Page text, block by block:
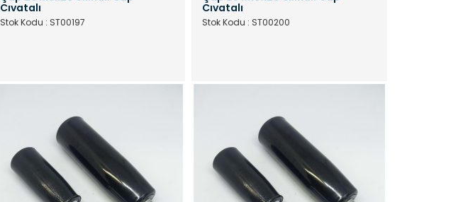
Cıvatalı
Stok Kodu : ST00197
Cıvatalı
Stok Kodu : ST00200